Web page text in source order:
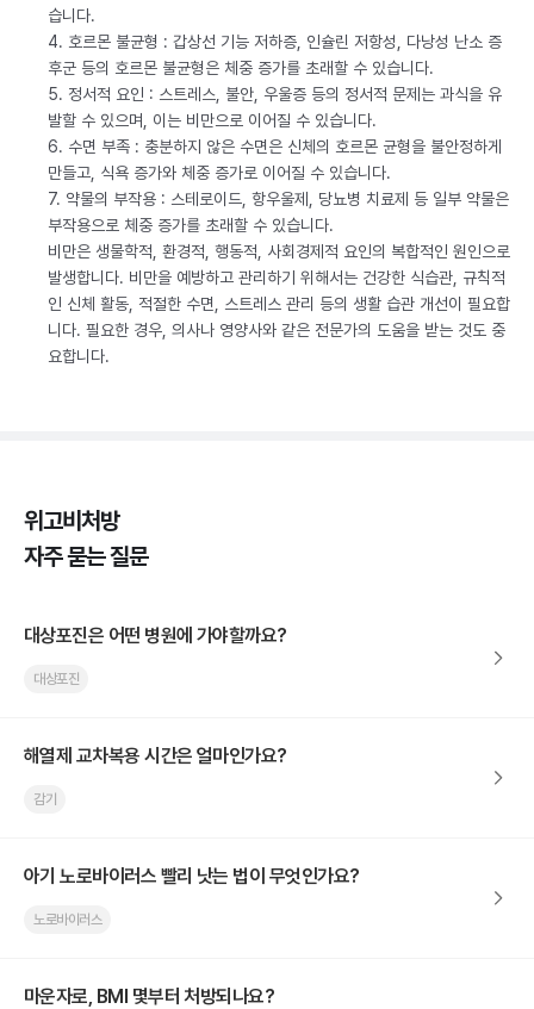
습니다.
4. 호르몬 불균형 : 갑상선 기능 저하증, 인슐린 저항성, 다낭성 난소 증
후군 등의 호르몬 불균형은 체중 증가를 초래할 수 있습니다.
5. 정서적 요인 : 스트레스, 불안, 우울증 등의 정서적 문제는 과식을 유
발할 수 있으며, 이는 비만으로 이어질 수 있습니다.
6. 수면 부족 : 충분하지 않은 수면은 신체의 호르몬 균형을 불안정하게
만들고, 식욕 증가와 체중 증가로 이어질 수 있습니다.
7. 약물의 부작용 : 스테로이드, 항우울제, 당뇨병 치료제 등 일부 약물은
부작용으로 체중 증가를 초래할 수 있습니다.
비만은 생물학적, 환경적, 행동적, 사회경제적 요인의 복합적인 원인으로
발생합니다. 비만을 예방하고 관리하기 위해서는 건강한 식습관, 규칙적
인 신체 활동, 적절한 수면, 스트레스 관리 등의 생활 습관 개선이 필요합
니다. 필요한 경우, 의사나 영양사와 같은 전문가의 도움을 받는 것도 중
요합니다.
위고비처방
자주 묻는 질문
대상포진은 어떤 병원에 가야할까요?
대상포진
해열제 교차복용 시간은 얼마인가요?
감기
아기 노로바이러스 빨리 낫는 법이 무엇인가요?
노로바이러스
마운자로, BMI 몇부터 처방되나요?